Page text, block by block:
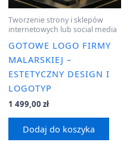
Tworzenie strony i sklepów
internetowych lub social media
GOTOWE LOGO FIRMY
MALARSKIEJ –
ESTETYCZNY DESIGN I
LOGOTYP
1 499,00 zł
Dodaj do koszyka